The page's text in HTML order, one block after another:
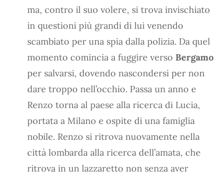
ma, contro il suo volere, si trova invischiato
in questioni più grandi di lui venendo
scambiato per una spia dalla polizia. Da quel
momento comincia a fuggire verso Bergamo
per salvarsi, dovendo nascondersi per non
dare troppo nell’occhio. Passa un anno e
Renzo torna al paese alla ricerca di Lucia,
portata a Milano e ospite di una famiglia
nobile. Renzo si ritrova nuovamente nella
città lombarda alla ricerca dell’amata, che
ritrova in un lazzaretto non senza aver